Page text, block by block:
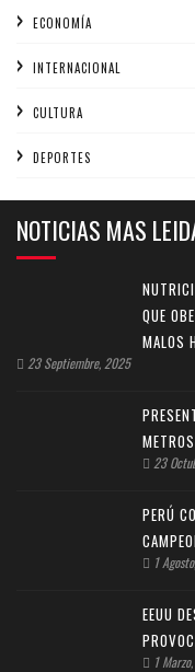
ECONOMÍA
INTERNACIONAL
CULTURA
DEPORTES
NOTICIAS MAS
QUE
MALOS
23 Septiembre, 2025
23
PERÚ
1
EEUU
1